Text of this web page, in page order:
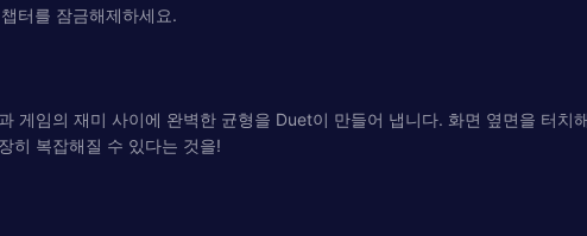
터를 잠금해제하세요.
게임의 재미 사이에 완벽한 균형을 Duet이 만들어 냅니다. 화면 옆면을 터
히 복잡해질 수 있다는 것을!